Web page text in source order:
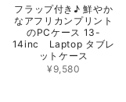
フラップ付き♪ 鮮やか
なアフリカンプリント
のPCケース 13-
14inc Laptop タブレ
ットケース
¥9,580